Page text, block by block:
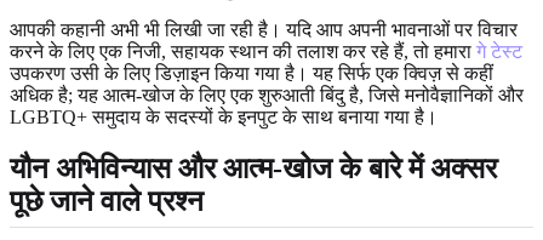
आपकी कहानी अभी भी लिखी जा रही है। यदि आप अपनी भावनाओं पर विचार
करने के लिए एक निजी, सहायक स्थान की तलाश कर रहे हैं, तो हमारा गे टेस्ट
उपकरण उसी के लिए डिज़ाइन किया गया है। यह सिर्फ एक क्विज़ से कहीं
अधिक है; यह आत्म-खोज के लिए एक शुरुआती बिंदु है, जिसे मनोवैज्ञानिकों और
LGBTQ+ समुदाय के सदस्यों के इनपुट के साथ बनाया गया है।
यौन अभिविन्यास और आत्म-खोज के बारे में अक्सर
पूछे जाने वाले प्रश्न